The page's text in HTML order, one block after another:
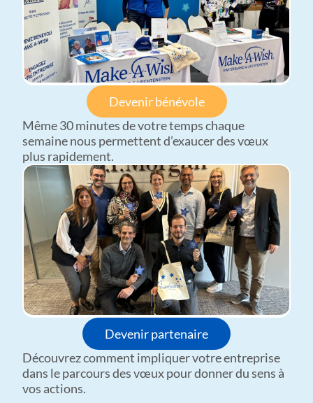
Devenir bénévole
Même 30 minutes de votre temps chaque
semaine nous permettent d’exaucer des vœux
plus rapidement.
Devenir partenaire
Découvrez comment impliquer votre entreprise
dans le parcours des vœux pour donner du sens à
vos actions.